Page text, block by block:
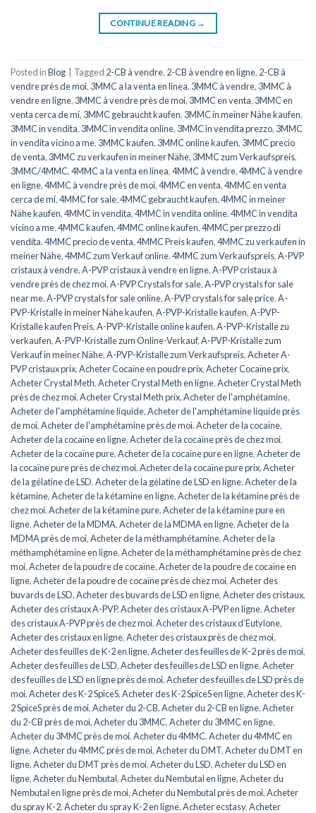
CONTINUE READING →
Posted inBlog Tagged 2-CB à vendre, 2-CB à vendre en ligne, 2-CB à
vendre près de moi, 3MMC a la venta en línea, 3MMC à vendre, 3MMC à
vendre en ligne, 3MMC à vendre près de moi, 3MMC en venta, 3MMC en
venta cerca de mí, 3MMC gebraucht kaufen, 3MMC in meiner Nähe kaufen,
3MMC in vendita, 3MMC in vendita online, 3MMC in vendita prezzo, 3MMC
in vendita vicino a me, 3MMC kaufen, 3MMC online kaufen, 3MMC precio
de venta, 3MMC zu verkaufen in meiner Nähe, 3MMC zum Verkaufspreis,
3MMC/4MMC,4MMC a la venta en línea,4MMC à vendre,4MMC à vendre
en ligne,4MMC à vendre près de moi,4MMC en venta,4MMC en venta
cerca de mí,4MMC for sale,4MMC gebraucht kaufen,4MMC in meiner
Nähe kaufen,4MMC in vendita,4MMC in vendita online,4MMC in vendita
vicino a me,4MMC kaufen,4MMC online kaufen,4MMC per prezzo di
vendita,4MMC precio de venta,4MMC Preis kaufen,4MMC zu verkaufen in
meiner Nähe,4MMC zum Verkauf online,4MMC zum Verkaufspreis,A-PVP
cristaux à vendre,A-PVP cristaux à vendre en ligne,A-PVP cristaux à
vendre près de chez moi,A-PVP Crystals for sale,A-PVP crystals for sale
near me,A-PVP crystals for sale online,A-PVP crystals for sale price,A-
PVP-Kristalle in meiner Nähe kaufen,A-PVP-Kristalle kaufen,A-PVP-
Kristalle kaufen Preis,A-PVP-Kristalle online kaufen,A-PVP-Kristalle zu
verkaufen,A-PVP-Kristalle zum Online-Verkauf,A-PVP-Kristalle zum
Verkauf in meiner Nähe,A-PVP-Kristalle zum Verkaufspreis,Acheter A-
PVP cristaux prix,Acheter Cocaïne en poudre prix,Acheter Cocaïne prix,
Acheter Crystal Meth,Acheter Crystal Meth en ligne,Acheter Crystal Meth
près de chez moi,Acheter Crystal Meth prix,Acheter de l'amphétamine,
Acheter de l'amphétamine liquide,Acheter de l'amphétamine liquide près
de moi,Acheter de l'amphétamine près de moi,Acheter de la cocaïne,
Acheter de la cocaïne en ligne,Acheter de la cocaïne près de chez moi,
Acheter de la cocaïne pure,Acheter de la cocaïne pure en ligne,Acheter de
la cocaïne pure près de chez moi,Acheter de la cocaïne pure prix,Acheter
de la gélatine de LSD,Acheter de la gélatine de LSD en ligne,Acheter de la
kétamine,Acheter de la kétamine en ligne,Acheter de la kétamine près de
chez moi,Acheter de la kétamine pure,Acheter de la kétamine pure en
ligne,Acheter de la MDMA,Acheter de la MDMA en ligne,Acheter de la
MDMA près de moi,Acheter de la méthamphétamine,Acheter de la
méthamphétamine en ligne,Acheter de la méthamphétamine près de chez
moi,Acheter de la poudre de cocaïne,Acheter de la poudre de cocaïne en
ligne,Acheter de la poudre de cocaïne près de chez moi,Acheter des
buvards de LSD,Acheter des buvards de LSD en ligne,Acheter des cristaux,
Acheter des cristaux A-PVP,Acheter des cristaux A-PVP en ligne,Acheter
des cristaux A-PVP près de chez moi,Acheter des cristaux d’Eutylone,
Acheter des cristaux en ligne,Acheter des cristaux près de chez moi,
Acheter des feuilles de K-2 en ligne,Acheter des feuilles de K-2 près de moi,
Acheter des feuilles de LSD,Acheter des feuilles de LSD en ligne,Acheter
des feuilles de LSD en ligne près de moi,Acheter des feuilles de LSD près de
moi,Acheter des K-2 SpiceS,Acheter des K-2 SpiceS en ligne,Acheter des K-
2 SpiceS près de moi,Acheter du 2-CB,Acheter du 2-CB en ligne,Acheter
du 2-CB près de moi,Acheter du 3MMC,Acheter du 3MMC en ligne,
Acheter du 3MMC près de moi,Acheter du 4MMC,Acheter du 4MMC en
ligne,Acheter du 4MMC près de moi,Acheter du DMT,Acheter du DMT en
ligne,Acheter du DMT près de moi,Acheter du LSD,Acheter du LSD en
ligne,Acheter du Nembutal,Acheter du Nembutal en ligne,Acheter du
Nembutal en ligne près de moi,Acheter du Nembutal près de moi,Acheter
du spray K-2,Acheter du spray K-2 en ligne,Acheter ecstasy,Acheter